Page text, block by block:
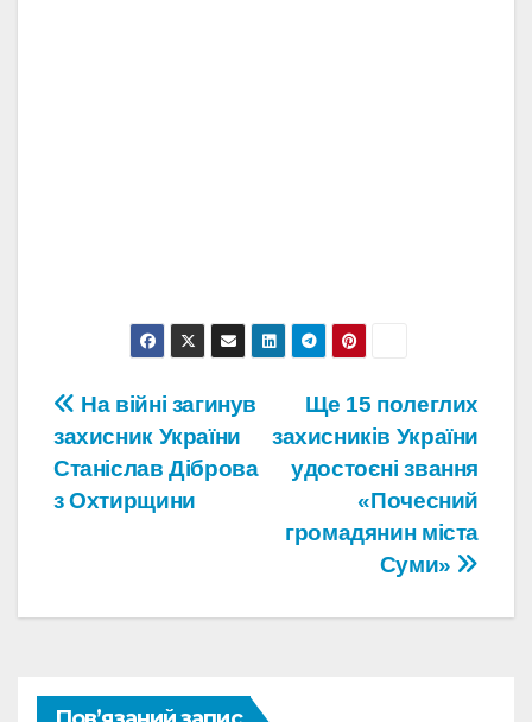
Навігація
записів
Ще 15 полеглих
захисників України
удостоєні звання
«Почесний
громадянин міста
Суми»
На війні загинув
захисник України
Станіслав Діброва
з Охтирщини